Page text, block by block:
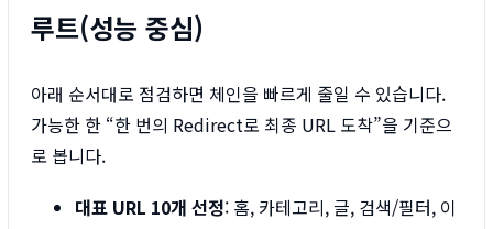
루트(성능 중심)
아래 순서대로 점검하면 체인을 빠르게 줄일 수 있습니다.
가능한 한 “한 번의 Redirect로 최종 URL 도착”을 기준으
로 봅니다.
대표 URL 10개 선정: 홈, 카테고리, 글, 검색/필터, 이